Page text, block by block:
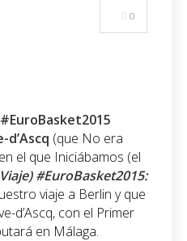
0
#EuroBasket2015
d’Ascq (que No era
el que Iniciábamos (el
#EuroBasket2015:
viaje a Berlin y que
d’Ascq, con el Primer
en Málaga.